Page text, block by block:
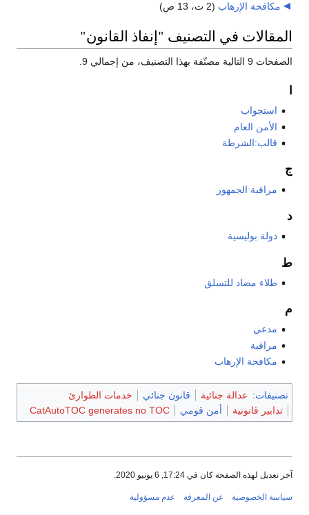
مكافحة الإرهاب (2 ت، 13 ص)
المقالات في التصنيف "إنفاذ القانون"
الصفحات 9 التالية مصنّفة بهذا التصنيف، من إجمالي 9.
استجواب
الأمن العام
قالب:الشرطة
ج
مراقبة الجمهور
د
دولة بوليسية
ط
طلاء مضاد للتسلق
م
مدعي
مراقبة
مكافحة الإرهاب
تصنيفات: عدالة جنائية قانون جنائي
خدمات الطوارئ
تدابير قانونية
أمن قومي CatAutoTOC generates no TOC
آخر تعديل لهذه الصفحة كان في 17:24, 6 يونيو 2020.
سياسة الخصوصية عن المعرفة عدم مسؤولية